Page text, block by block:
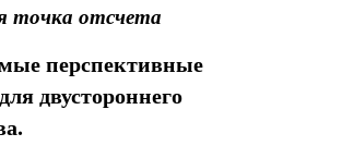
точка отсчета
перспективные
двустороннего